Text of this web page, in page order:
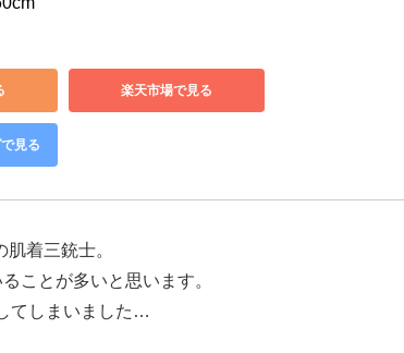
楽天市場で見る
見る
着三銃士。
ことが多いと思います。
てしまいました…